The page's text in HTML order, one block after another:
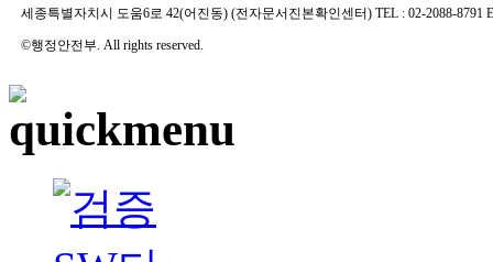
세종특별자치시 도움6로 42(어진동) (전자문서진본확인센터) TEL : 02-2088-8791
©행정안전부. All rights reserved.